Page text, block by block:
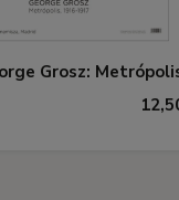
Grosz: